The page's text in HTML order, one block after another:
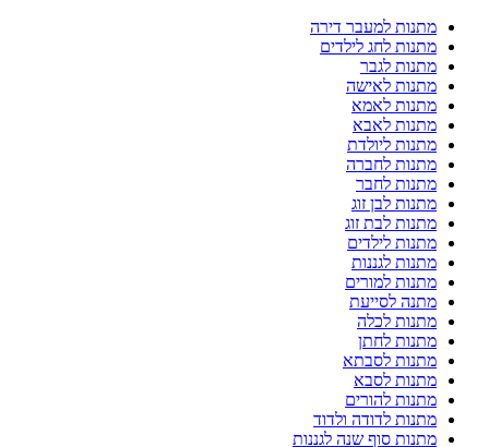
מתנות למעבר דירה
מתנות לחג לילדים
מתנות לגבר
מתנות לאישה
מתנות לאמא
מתנות לאבא
מתנות ליולדת
מתנות לחברה
מתנות לחבר
מתנות לבן זוג
מתנות לבת זוג
מתנות לילדים
מתנות לגננות
מתנות למורים
מתנה לסייעת
מתנות לכלה
מתנות לחתן
מתנות לסבתא
מתנות לסבא
מתנות להורים
מתנות לדודה ולדוד
מתנות סוף שנה לגננות